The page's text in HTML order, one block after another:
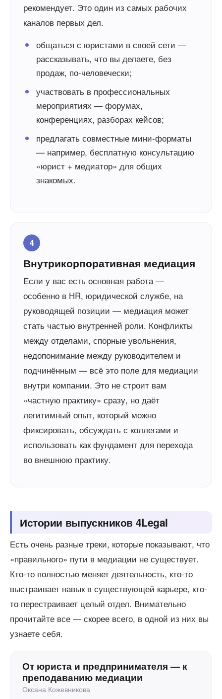
рекомендует. Это один из самых рабочих
каналов первых дел.
общаться с юристами в своей сети —
рассказывать, что вы делаете, без
продаж, по-человечески;
участвовать в профессиональных
мероприятиях — форумах,
конференциях, разборах кейсов;
предлагать совместные мини-форматы
— например, бесплатную консультацию
«юрист + медиатор» для общих
знакомых.
4
Внутрикорпоративная медиация
Если у вас есть основная работа —
особенно в HR, юридической службе, на
руководящей позиции — медиация может
стать частью внутренней роли. Конфликты
между отделами, спорные увольнения,
недопонимание между руководителем и
подчинённым — всё это поле для медиации
внутри компании. Это не строит вам
«частную практику» сразу, но даёт
легитимный опыт, который можно
фиксировать, обсуждать с коллегами и
использовать как фундамент для перехода
во внешнюю практику.
Истории выпускников 4Legal
Есть очень разные треки, которые показывают, что
«правильного» пути в медиации не существует.
Кто-то полностью меняет деятельность, кто-то
выстраивает навык в существующей карьере, кто-
то перестраивает целый отдел. Внимательно
прочитайте все — скорее всего, в одной из них вы
узнаете себя.
От юриста и предпринимателя — к
преподаванию медиации
Оксана Кожевникова